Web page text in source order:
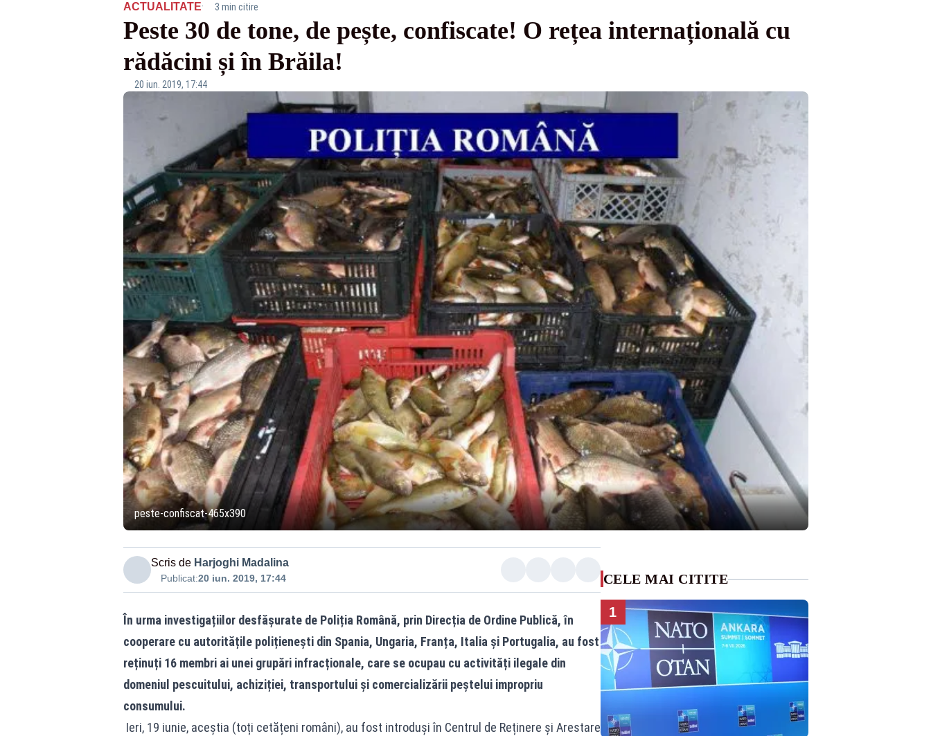
ACTUALITATE· 3 min citire
Peste 30 de tone, de pește, confiscate! O rețea internațională cu
rădăcini și în Brăila!
20 iun. 2019, 17:44
peste-confiscat-465x390
Scris de Harjoghi Madalina
Publicat:20 iun. 2019, 17:44
În urma investigațiilor desfășurate de Poliția Română, prin Direcția de Ordine Publică, în
cooperare cu autoritățile polițienești din Spania, Ungaria, Franța, Italia și Portugalia, au fost
reținuți 16 membri ai unei grupări infracționale, care se ocupau cu activități ilegale din
domeniul pescuitului, achiziției, transportului și comercializării peștelui impropriu
consumului.
Ieri, 19 iunie, aceștia (toți cetățeni români), au fost introduși în Centrul de Reținere și Arestare
CELE MAI CITITE
1